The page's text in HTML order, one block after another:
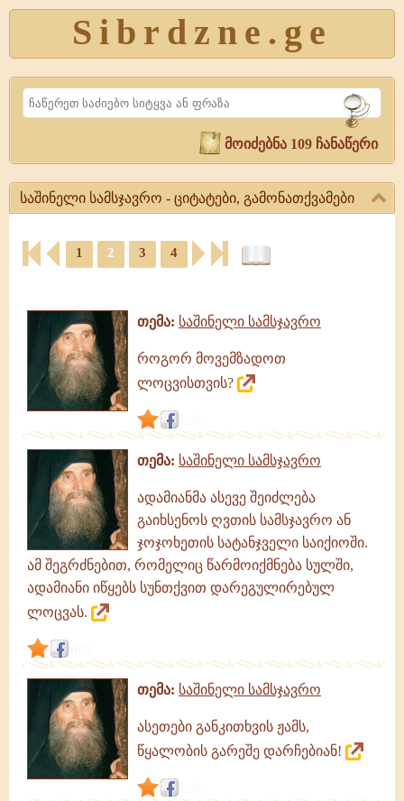
Sibrdzne.ge
Search
მოიძებნა 109 ჩანაწერი
საშინელი სამსჯავრო - ციტატები, გამონათქვამები
სამსჯავრო
საშინელი
სამსჯავრო,
გამონათქვამები,
ციტატები
გამონათქვამები
1 2 3 4
თემა: საშინელი სამსჯავრო
როგორ მოვემზადოთ
ლოცვისთვის?
თემა: საშინელი სამსჯავრო
ადამიანმა ასევე შეიძლება
გაიხსენოს ღვთის სამსჯავრო ან
ჯოჯოხეთის სატანჯველი საიქიოში.
ამ შეგრძნებით, რომელიც წარმოიქმნება სულში,
ადამიანი იწყებს სუნთქვით დარეგულირებულ
ლოცვას.
თემა: საშინელი სამსჯავრო
ასეთები განკითხვის ჟამს,
წყალობის გარეშე დარჩებიან!